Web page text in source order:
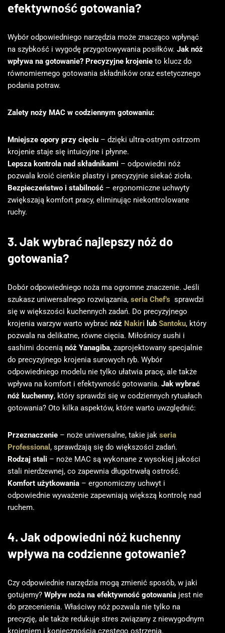
efektywność gotowania?
Wybór odpowiedniego narzędzia może znacząco wpłynąć
na szybkość i wygodę przygotowywania posiłków. Jak nóż
wpływa na gotowanie? Precyzyjne krojenie to klucz do
równomiernego gotowania składników oraz estetycznego
podania potraw.
Zalety noży MAC w codziennym gotowaniu:
Mniejsze opory przy cięciu – dzięki ultra-ostrym ostrzom
krojenie staje się intuicyjne i płynne.
Lepsza kontrola nad składnikami – odpowiedni nóż
pozwala kroić cienkie plastry i precyzyjnie siekać zioła.
Bezpieczeństwo i stabilność – ergonomiczne uchwyty
zwiększają komfort pracy, eliminując niekontrolowane
ruchy.
3. Jak wybrać najlepszy nóż do
gotowania?
Dobór odpowiedniego noża ma ogromne znaczenie. Jeśli
szukasz uniwersalnego rozwiązania, seria Chef’s sprawdzi
się w większości kuchennych zadań. Do precyzyjnego
krojenia warzyw warto wybrać nóż Nakiri lub Santoku, który
pozwala na delikatne, równe cięcia. Miłośnicy sushi i
sashimi docenią nóż Yanagiba, zaprojektowany specjalnie
do precyzyjnego krojenia surowych ryb. Wybór
odpowiedniego modelu nie tylko ułatwia pracę, ale także
wpływa na komfort i efektywność gotowania. Jak wybrać
nóż kuchenny, który sprawdzi się w codziennych rytuałach
gotowania? Oto kilka aspektów, które warto uwzględnić:
Przeznaczenie – noże uniwersalne, takie jak seria
Professional , sprawdzają się do większości zadań.
Rodzaj stali – noże MAC są wykonane z wysokiej jakości
stali nierdzewnej, co zapewnia długotrwałą ostrość.
Komfort użytkowania – ergonomiczny uchwyt i
odpowiednie wyważenie zapewniają większą kontrolę nad
ruchem.
4. Jak odpowiedni nóż kuchenny
wpływa na codzienne gotowanie?
Czy odpowiednie narzędzia mogą zmienić sposób, w jaki
gotujemy? Wpływ noża na efektywność gotowania jest nie
do przecenienia. Właściwy nóż pozwala nie tylko na
precyzję, ale także redukuje stres związany z niewygodnym
krojeniem i koniecznością częstego ostrzenia.